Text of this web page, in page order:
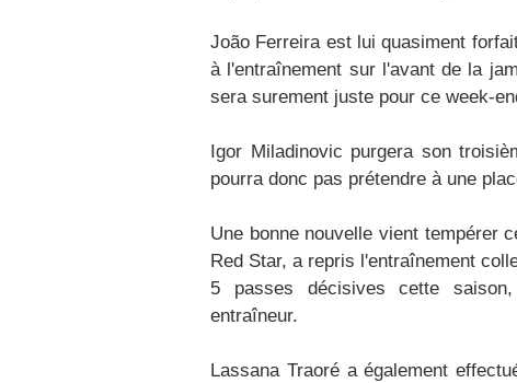
João Ferreira est lui quasiment
à l'entraînement sur l'avant de la
sera surement juste pour ce week-
Igor Miladinovic purgera son
pourra donc pas prétendre à une
Une bonne nouvelle vient tempérer
Red Star, a repris l'entraînement
5 passes décisives cette
entraîneur.​
Lassana Traoré a également